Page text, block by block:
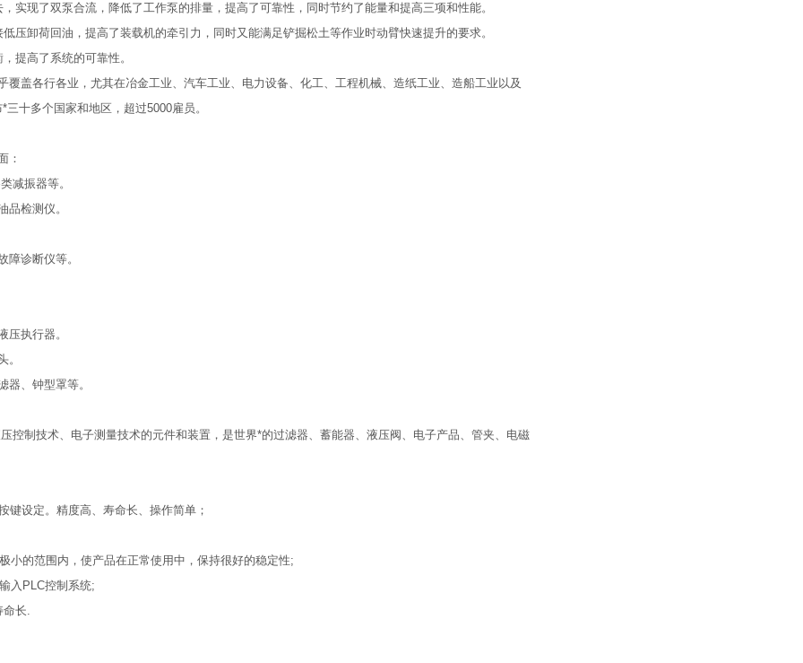
实现了双泵合流，降低了工作泵的排量，提高了可靠性，同时节约了能量和提高三项和性能。
压卸荷回油，提高了装载机的牵引力，同时又能满足铲掘松土等作业时动臂快速提升的要求。
提高了系统的可靠性。
盖各行各业，尤其在冶金工业、汽车工业、电力设备、化工、工程机械、造纸工业、造船工业以及
十多个国家和地区，超过5000雇员。
：
减振器等。
检测仪。
诊断仪等。
执行器。
。
、钟型罩等。
制技术、电子测量技术的元件和装置，是世界*的过滤器、蓄能器、液压阀、电子产品、管夹、电磁
键设定。精度高、寿命长、操作简单；
小的范围内，使产品在正常使用中，保持很好的稳定性;
入PLC控制系统;
命长.